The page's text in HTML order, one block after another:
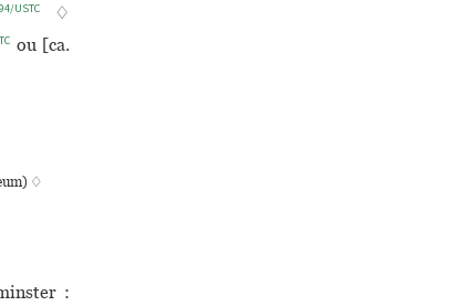
USTC
♢
ou [ca.
♢
: